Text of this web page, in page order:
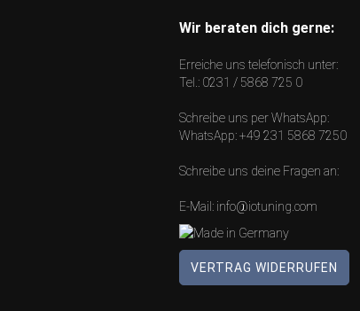
Wir beraten dich gerne:
Erreiche uns telefonisch unter:
Tel.: 0231 / 5868 725 0
Schreibe uns per WhatsApp:
WhatsApp:+49 231 5868 7250
Schreibe uns deine Fragen an:
E-Mail: info@iotuning.com
VERTRAG WIDERRUFEN